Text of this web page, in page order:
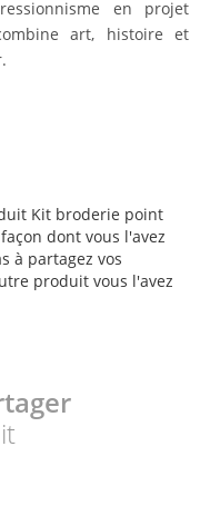
en projet
art, histoire et
Kit broderie point
dont vous l'avez
à partagez vos
produit vous l'avez